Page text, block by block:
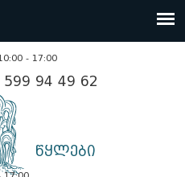
ЗВОНИТЕ 10:00 - 17:00
წყლები